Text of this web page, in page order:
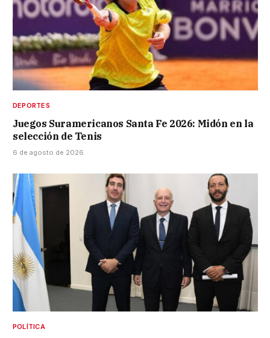
DEPORTES
Juegos Suramericanos Santa Fe 2026: Midón en la
selección de Tenis
6 de agosto de 2026
POLÍTICA